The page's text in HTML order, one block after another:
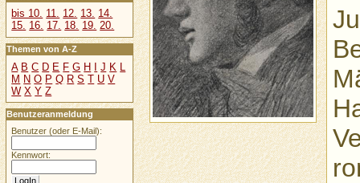
bis 10. 11. 12. 13. 14.
15. 16. 17. 18. 19. 20.
Themen von A-Z
A B C D E F G H I J K L
M N O P Q R S T U V
W X Y Z
Benutzeranmeldung
Benutzer (oder E-Mail):
Kennwort: